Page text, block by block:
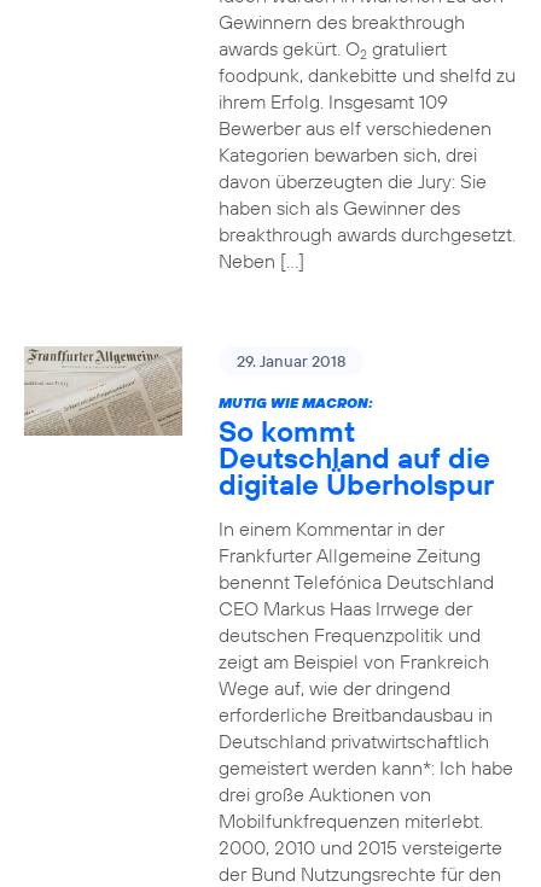
Gewinnern des breakthrough
awards gekürt. O2gratuliert
foodpunk, dankebitte und shelfd zu
ihrem Erfolg. Insgesamt 109
Bewerber aus elf verschiedenen
Kategorien bewarben sich, drei
davon überzeugten die Jury: Sie
haben sich als Gewinner des
breakthrough awards durchgesetzt.
Neben […]
29. Januar 2018
MUTIG WIE MACRON:
So kommt
Deutschland auf die
digitale Überholspur
In einem Kommentar in der
Frankfurter Allgemeine Zeitung
benennt Telefónica Deutschland
CEO Markus Haas Irrwege der
deutschen Frequenzpolitik und
zeigt am Beispiel von Frankreich
Wege auf, wie der dringend
erforderliche Breitbandausbau in
Deutschland privatwirtschaftlich
gemeistert werden kann*: Ich habe
drei große Auktionen von
Mobilfunkfrequenzen miterlebt.
2000, 2010 und 2015 versteigerte
der Bund Nutzungsrechte für den